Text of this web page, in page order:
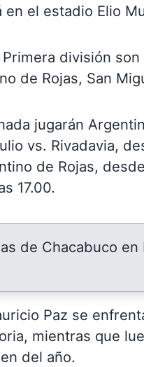
el estadio Elio
división
de Rojas, San
jugarán
vs. Rivadavia,
de Rojas,
17.00.
de Chacabuco
Paz se
mientras que
del año.